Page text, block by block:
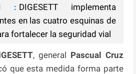
: DIGESETT implementa
en las cuatro esquinas de
fortalecer la seguridad vial
, general Pascual Cruz
que esta medida forma parte